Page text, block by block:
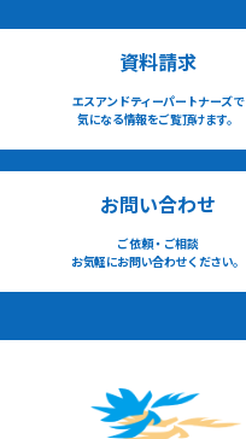
資料請求
エスアンドティーパートナーズで
気になる情報をご覧頂けます。
お問い合わせ
ご依頼・ご相談
お気軽にお問い合わせください。